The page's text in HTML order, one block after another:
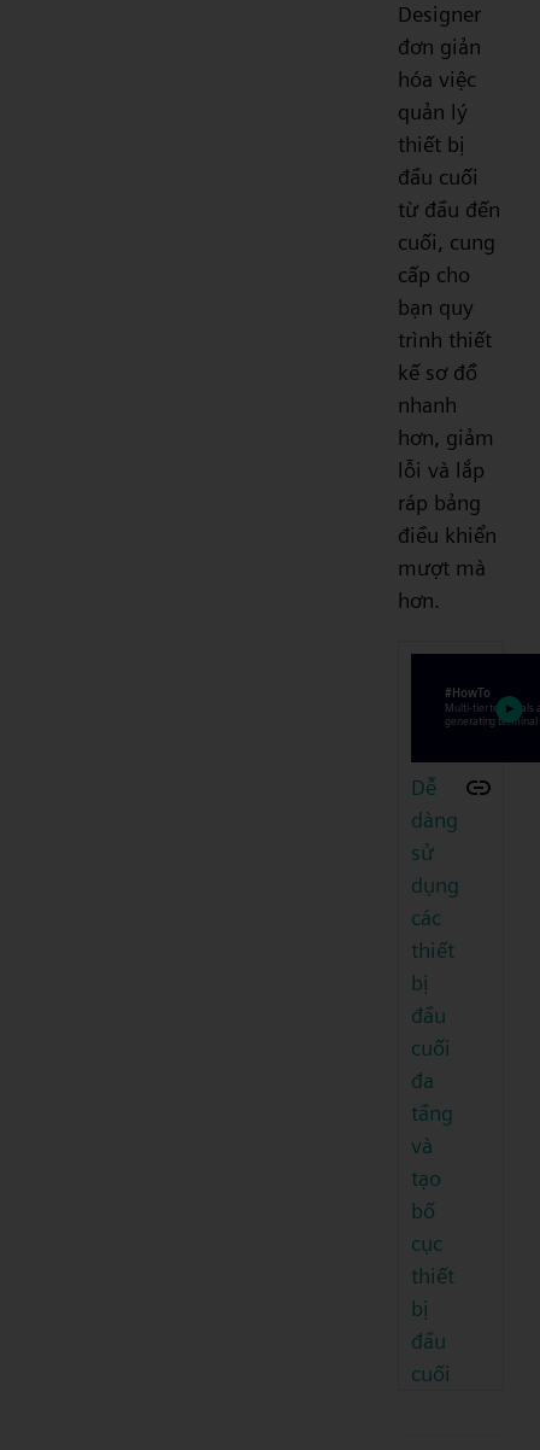
Designer
đơn giản
hóa việc
quản lý
thiết bị
đầu cuối
từ đầu đến
cuối, cung
cấp cho
bạn quy
trình thiết
kế sơ đồ
nhanh
hơn, giảm
lỗi và lắp
ráp bảng
điều khiển
mượt mà
hơn.
Dễ
dàng
sử
dụng
các
thiết
bị
đầu
cuối
đa
tầng
và
tạo
bố
cục
thiết
bị
đầu
cuối